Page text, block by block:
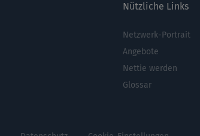
Nützliche Links
Netzwerk-Portrait
Angebote
Nettie werden
Glossar